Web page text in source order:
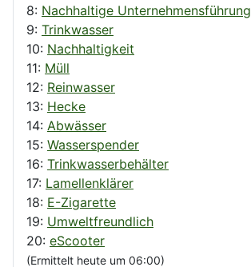
8: Nachhaltige Unternehmensführung
9: Trinkwasser
10: Nachhaltigkeit
11: Müll
12: Reinwasser
13: Hecke
14: Abwässer
15: Wasserspender
16: Trinkwasserbehälter
17: Lamellenklärer
18: E-Zigarette
19: Umweltfreundlich
20: eScooter
(Ermittelt heute um 06:00)